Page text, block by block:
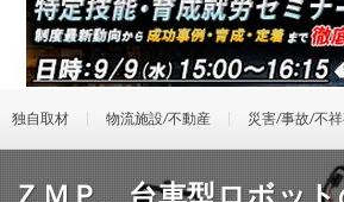
独自取材 物流施設/不動産 災害/事故/不
ＺＭＰ、台車型ロボッ